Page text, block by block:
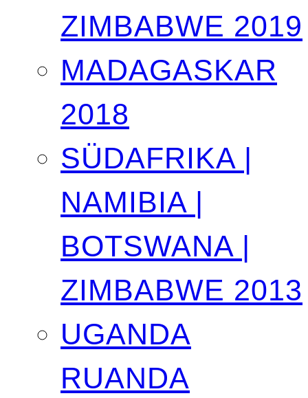
ZIMBABWE 2019
MADAGASKAR
2018
SÜDAFRIKA |
NAMIBIA |
BOTSWANA |
ZIMBABWE 2013
UGANDA
RUANDA